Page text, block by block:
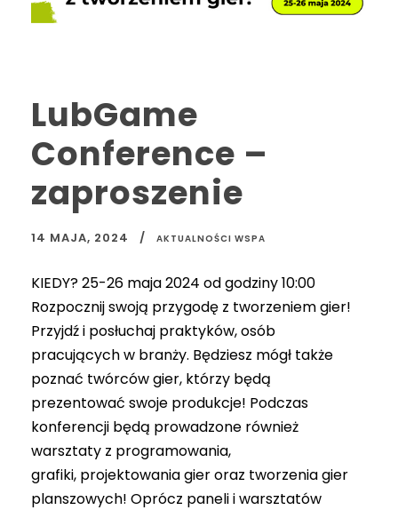
LubGame
Conference –
zaproszenie
14 MAJA, 2024 AKTUALNOŚCI WSPA
KIEDY? 25-26 maja 2024 od godziny 10:00
Rozpocznij swoją przygodę z tworzeniem gier!
Przyjdź i posłuchaj praktyków, osób
pracujących w branży. Będziesz mógł także
poznać twórców gier, którzy będą
prezentować swoje produkcje! Podczas
konferencji będą prowadzone również
warsztaty z programowania,
grafiki, projektowania gier oraz tworzenia gier
planszowych! Oprócz paneli i warsztatów